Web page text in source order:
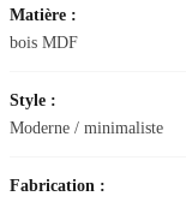
Matière :
bois MDF
Style :
Moderne / minimaliste
Fabrication :